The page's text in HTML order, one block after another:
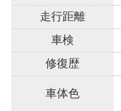
走行距離
車検
修復歴
車体色